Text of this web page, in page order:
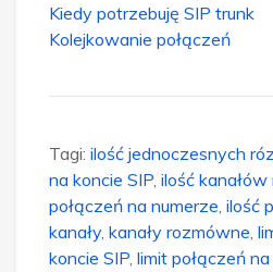
Kiedy potrzebuję SIP trunk
Kolejkowanie połączeń
Tagi: ilość jednoczesnych
na koncie SIP, ilość
połączeń na numerze, ilość
kanały, kanały rozmówne,
koncie SIP, limit połączeń